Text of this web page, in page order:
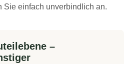
Sie einfach unverbindlich an.
–